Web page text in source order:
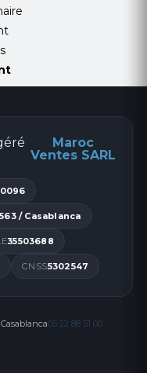
Maroc
Ventes SARL
/ Casablanca
35503688
CNSS5302547
05 22 88 51 00